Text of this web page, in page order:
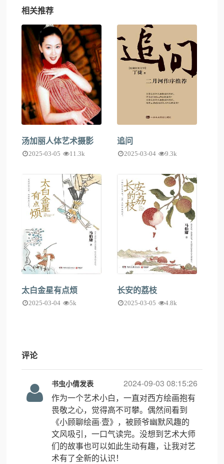
相关推荐
汤加丽人体艺术摄影
2025-03-05 11.3k
追问
2025-03-04 9.3k
太白金星有点烦
2025-03-04 5k
长安的荔枝
2025-03-05 4.8k
评论
2024-09-03 08:15:26
书虫小倩发表
作为一个艺术小白，一直对西方绘画抱有
畏敬之心，觉得高不可攀。偶然间看到
《小顾聊绘画·壹》，被顾爷幽默风趣的
文风吸引，一口气读完。没想到艺术大师
们的故事也可以如此生动有趣，让我对艺
术有了全新的认识！